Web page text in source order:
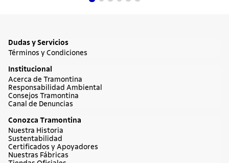
Dudas y Servicios
Términos y Condiciones
Institucional
Acerca de Tramontina
Responsabilidad Ambiental
Consejos Tramontina
Canal de Denuncias
Conozca Tramontina
Nuestra Historia
Sustentabilidad
Certificados y Apoyadores
Nuestras Fábricas